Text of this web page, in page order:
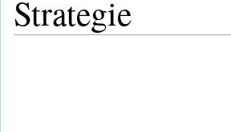
Strategie